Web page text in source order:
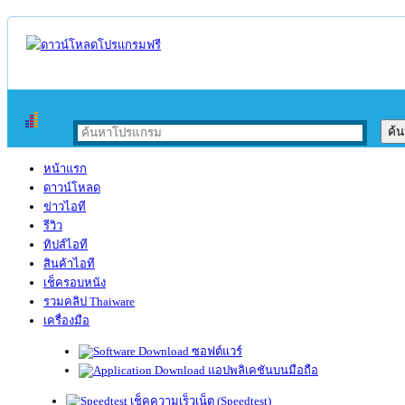
หน้าแรก
ดาวน์โหลด
ข่าวไอที
รีวิว
ทิปส์ไอที
สินค้าไอที
เช็ครอบหนัง
รวมคลิป Thaiware
เครื่องมือ
ซอฟต์แวร์
แอปพลิเคชันบนมือถือ
เช็คความเร็วเน็ต (Speedtest)